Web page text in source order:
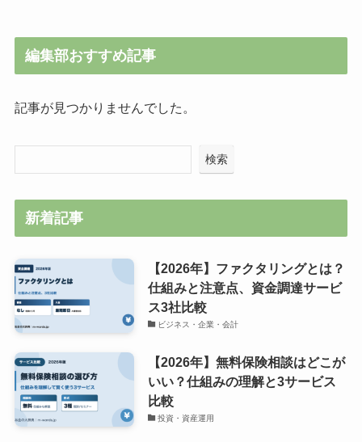
編集部おすすめ記事
記事が見つかりませんでした。
検索
新着記事
【2026年】ファクタリングとは？
仕組みと注意点、資金調達サービ
ス3社比較
ビジネス・企業・会計
【2026年】無料保険相談はどこが
いい？仕組みの理解と3サービス
比較
投資・資産運用